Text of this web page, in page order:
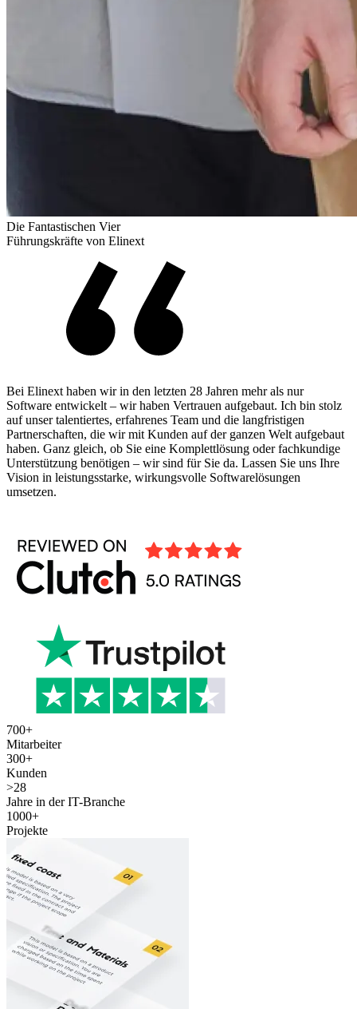
Die Fantastischen Vier
Führungskräfte von Elinext
Bei Elinext haben wir in den letzten 28 Jahren mehr als nur
Software entwickelt – wir haben Vertrauen aufgebaut. Ich bin stolz
auf unser talentiertes, erfahrenes Team und die langfristigen
Partnerschaften, die wir mit Kunden auf der ganzen Welt aufgebaut
haben. Ganz gleich, ob Sie eine Komplettlösung oder fachkundige
Unterstützung benötigen – wir sind für Sie da. Lassen Sie uns Ihre
Vision in leistungsstarke, wirkungsvolle Softwarelösungen
umsetzen.
700+
Mitarbeiter
300+
Kunden
>28
Jahre in der IT-Branche
1000+
Projekte